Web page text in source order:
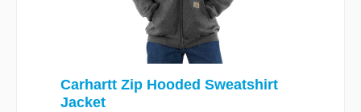
Carhartt Zip Hooded Sweatshirt
Jacket